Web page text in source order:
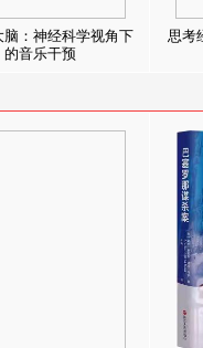
脑：神经科学视角下
的音乐干预
思考